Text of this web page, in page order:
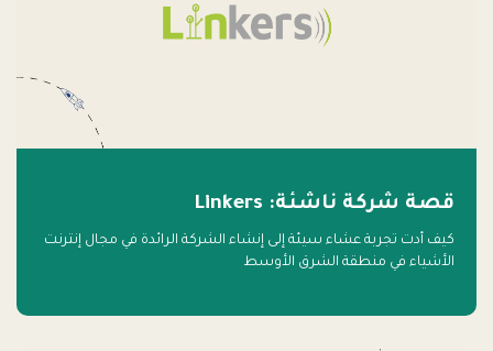
قصة شركة ناشئة: Linkers
كيف أدت تجربة عشاء سيئة إلى إنشاء الشركة الرائدة في مجال إنترنت
الأشياء في منطقة الشرق الأوسط